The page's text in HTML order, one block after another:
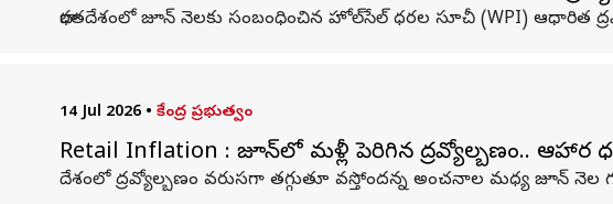
భారతదేశంలో జూన్ నెలకు సంబంధించిన హోల్‌సేల్ ధరల సూచీ (WPI) ఆధారిత
14 Jul 2026 • కేంద్ర ప్రభుత్వం
Retail Inflation : జూన్‌లో మళ్లీ పెరిగిన ద్రవ్యోల్బణం.. ఆహార
దేశంలో ద్రవ్యోల్బణం వరుసగా తగ్గుతూ వస్తోందన్న అంచనాల మధ్య జూన్